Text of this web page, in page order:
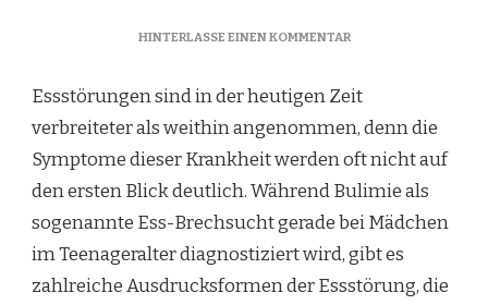
HINTERLASSE EINEN KOMMENTARZU
ERKENNEN
Essstörungen sind in der heutigen Zeit
verbreiteter als weithin angenommen, denn die
Symptome dieser Krankheit werden oft nicht auf
den ersten Blick deutlich. Während Bulimie als
sogenannte Ess-Brechsucht gerade bei Mädchen
im Teenageralter diagnostiziert wird, gibt es
zahlreiche Ausdrucksformen der Essstörung, die